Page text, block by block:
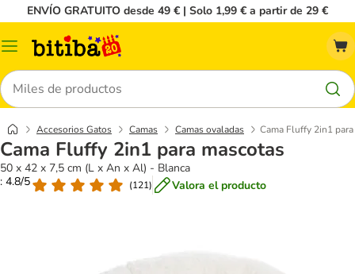
ENVÍO GRATUITO desde 49 € | Solo 1,99 € a partir de 29 €
Menú
Buscar
Accesorios Gatos Camas Camas ovaladas Cama Fluffy 2in1
Cama Fluffy 2in1 para mascotas
50 x 42 x 7,5 cm (L x An x Al) - Blanca
: 4.8/5
(121) Valora el producto